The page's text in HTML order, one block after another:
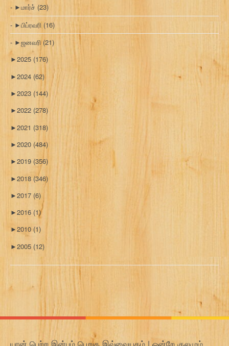
►மார்ச் (23)
►பிப்ரவரி (16)
►ஜனவரி(21)
►2025 (176)
►2024 (62)
►2023 (144)
►2022 (278)
►2021 (318)
►2020 (484)
►2019 (356)
►2018 (346)
►2017 (6)
►2016 (1)
►2010 (1)
►2005 (12)